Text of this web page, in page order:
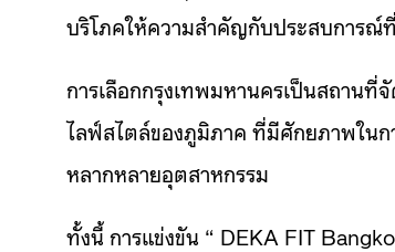
บริโภคให้ความสำคัญกับประสบการณ์
การเลือกกรุงเทพมหานครเป็นสถานที่
ไลฟ์สไตล์ของภูมิภาค ที่มีศักยภาพในก
หลากหลายอุตสาหกรรม
ทั้งนี้ การแข่งขัน “ DEKA FIT